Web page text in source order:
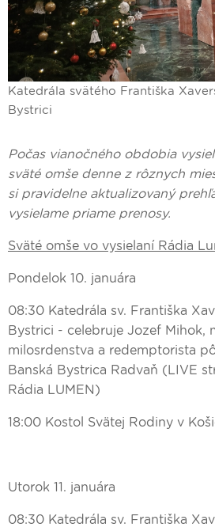
Katedrála svätého Františka
Bystrici
Počas vianočného obdobia
sväté omše denne z rôznych
si pravidelne aktualizovaný
vysielame priame prenosy.
Sväté omše vo vysielaní Rádia
Pondelok 10. januára
08:30 Katedrála sv. Františka
Bystrici - celebruje Jozef Mihok,
milosrdenstva a redemptorista
Banská Bystrica Radvaň (LIVE
Rádia LUMEN)
18:00 Kostol Svätej Rodiny v
Utorok 11. januára
08:30 Katedrála sv. Františka